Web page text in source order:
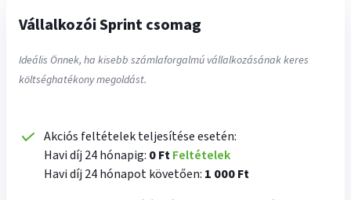
Vállalkozói Sprint csomag
Ideális Önnek, ha kisebb számlaforgalmú vállalkozásának keres
költséghatékony megoldást.
Akciós feltételek teljesítése esetén:
Havi díj 24 hónapig: 0 FtFeltételek
Havi díj 24 hónapot követően: 1 000 Ft